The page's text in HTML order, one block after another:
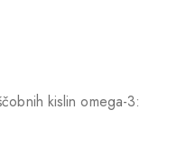
kislin omega-3: